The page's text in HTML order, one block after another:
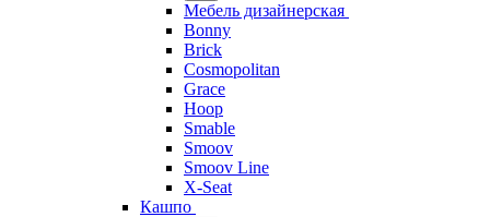
Мебель дизайнерская
Bonny
Brick
Cosmopolitan
Grace
Hoop
Smable
Smoov
Smoov Line
X-Seat
Кашпо